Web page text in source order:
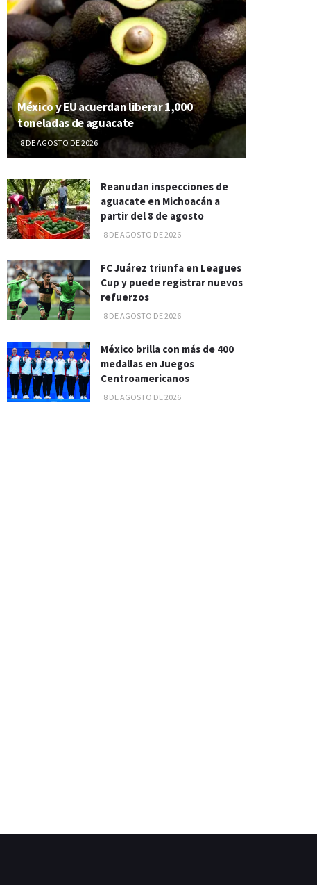
México y EU acuerdan liberar 1,000
toneladas de aguacate
8 DE AGOSTO DE 2026
Reanudan inspecciones de
aguacate en Michoacán a
partir del 8 de agosto
8 DE AGOSTO DE 2026
FC Juárez triunfa en Leagues
Cup y puede registrar nuevos
refuerzos
8 DE AGOSTO DE 2026
México brilla con más de 400
medallas en Juegos
Centroamericanos
8 DE AGOSTO DE 2026